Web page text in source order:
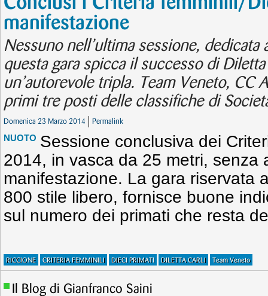
manifestazione
Nessuno nell’ultima sessione,
questa gara spicca il successo di
un’autorevole tripla. Team Veneto, CC
primi tre posti delle classifiche di
Domenica 23 Marzo 2014 Permalink
NUOTO Sessione conclusiva dei
2014, in vasca da 25 metri, senza
manifestazione. La gara riservata
800 stile libero, fornisce buone
sul numero dei primati che resta
RICCIONE CRITERIA FEMMINILI DIECI PRIMATI DILETTA CARLI Team Veneto
Il Blog di Gianfranco Saini